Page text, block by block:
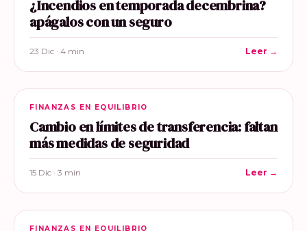
¿Incendios en temporada decembrina?
apágalos con un seguro
23 Dic · 4 min Leer →
FINANZAS EN EQUILIBRIO
Cambio en límites de transferencia: faltan
más medidas de seguridad
15 Dic · 3 min Leer →
FINANZAS EN EQUILIBRIO